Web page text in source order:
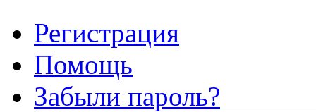
Регистрация
Помощь
Забыли пароль?